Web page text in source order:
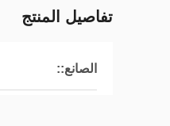
تفاصيل المنتج
الصانع::